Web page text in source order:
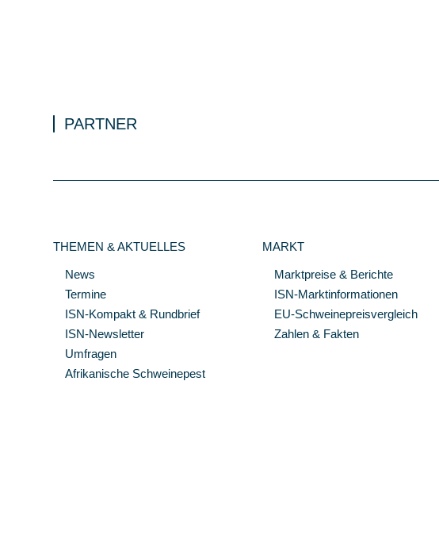
PARTNER
THEMEN & AKTUELLES
News
Termine
ISN-Kompakt & Rundbrief
ISN-Newsletter
Umfragen
Afrikanische Schweinepest
MARKT
Marktpreise & Berichte
ISN-Marktinformationen
EU-Schweinepreisvergleich
Zahlen & Fakten